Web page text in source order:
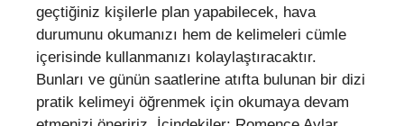
geçtiğiniz kişilerle plan yapabilecek, hava
durumunu okumanızı hem de kelimeleri cümle
içerisinde kullanmanızı kolaylaştıracaktır.
Bunları ve günün saatlerine atıfta bulunan bir dizi
pratik kelimeyi öğrenmek için okumaya devam